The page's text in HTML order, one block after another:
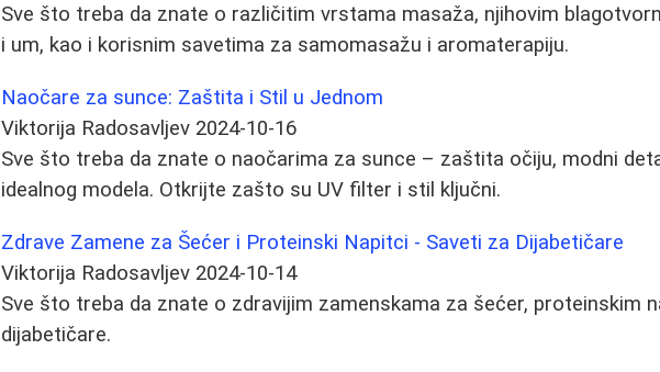
Sve što treba da znate o različitim vrstama masaža, njihovim
i um, kao i korisnim savetima za samomasažu i aromaterapiju.
Naočare za sunce: Zaštita i Stil u Jednom
Viktorija Radosavljev 2024-10-16
Sve što treba da znate o naočarima za sunce – zaštita očiju, modni
idealnog modela. Otkrijte zašto su UV filter i stil ključni.
Zdrave Zamene za Šećer i Proteinski Napitci - Saveti za Dijabetičare
Viktorija Radosavljev 2024-10-14
Sve što treba da znate o zdravijim zamenskama za šećer, proteinskim
dijabetičare.